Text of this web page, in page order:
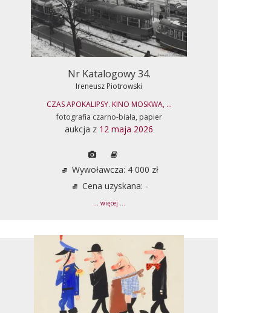
Nr Katalogowy 34.
Ireneusz Piotrowski
CZAS APOKALIPSY. KINO MOSKWA, ...
fotografia czarno-biała, papier
aukcja z 12 maja 2026
Wywoławcza: 4 000 zł
Cena uzyskana: -
... więcej ...